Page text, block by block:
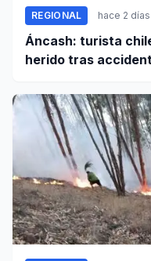
REGIONAL hace 2 días
Áncash: turista
herido tras